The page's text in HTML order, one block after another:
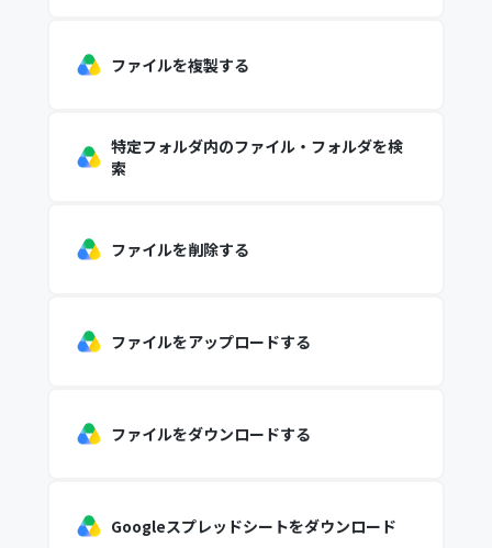
ファイルを複製する
特定フォルダ内のファイル・フォルダを検
索
ファイルを削除する
ファイルをアップロードする
ファイルをダウンロードする
Googleスプレッドシートをダウンロード